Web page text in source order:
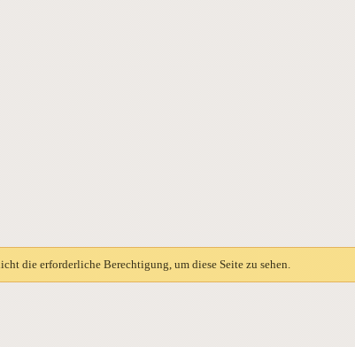
die erforderliche Berechtigung, um diese Seite zu sehen.